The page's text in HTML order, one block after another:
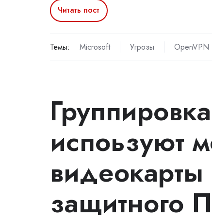
Читать пост
Темы: Microsoft Угрозы OpenVPN
испоьзуют
защитного